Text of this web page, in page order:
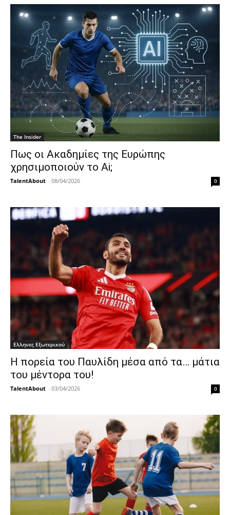
The Insider
Πως οι Ακαδημίες της Ευρώπης
χρησιμοποιούν το Ai;
TalentAbout - 08/04/2026 0
Ελληνες Εξωτερικού
Η πορεία του Παυλίδη μέσα από τα… μάτια
του μέντορα του!
TalentAbout - 03/04/2026 0